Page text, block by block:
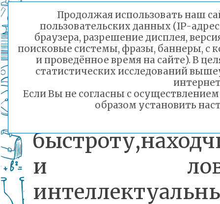
Программа
включала
подвижные
водные
и
Продолжая использовать наш
пользовательских данных (IP-
браузера, разрешение дисплея,
поисковые системы, фразы, баннеры, с
и проведённое время на сайте). В
статистических исследований
Если Вы не согласны с
образом установить